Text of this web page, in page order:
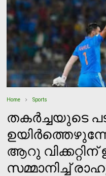
Home Sports
തകര്‍ച്ചയുടെ
ആറു
സമ്മാനിച്ച്